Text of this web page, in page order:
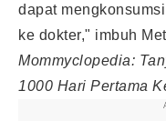
dapat
ke dokter," imbuh
Mommyclopedia:
1000 Hari Pertama